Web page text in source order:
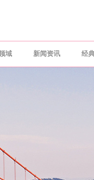
域 新闻资讯 经